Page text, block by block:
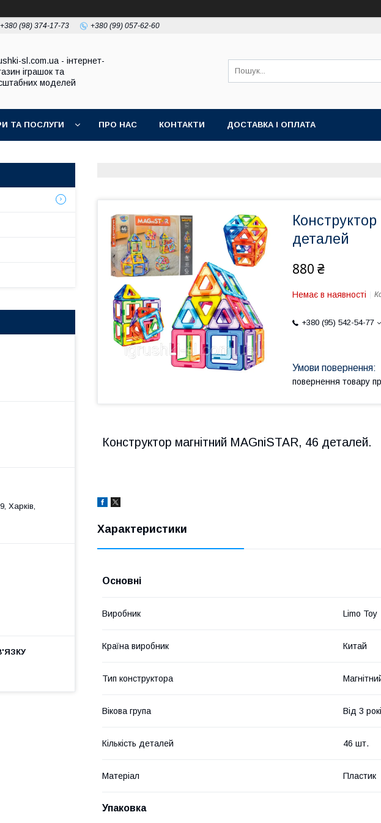
+380 (98) 374-17-73 +380 (99) 057-62-60
sl.com.ua - інтернет-
іграшок та
моделей
ТА ПОСЛУГИ ПРО НАС КОНТАКТИ ДОСТАВКА І ОПЛАТА
деталей
880 ₴
Немає в наявності
+380 (95) 542-54-77
повернення товару
Конструктор магнітний MAGniSTAR, 46 деталей.
Характеристики
Основні
Виробник Limo Toy
Країна виробник Китай
Тип конструктора
Вікова група Від 3
Кількість деталей 46 шт.
Матеріал Пластик
Упаковка
Харків,